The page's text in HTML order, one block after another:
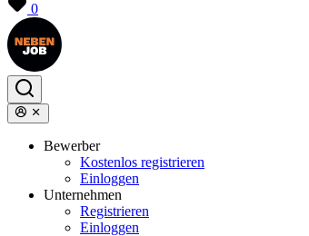
0
Bewerber
Kostenlos registrieren
Einloggen
Unternehmen
Registrieren
Einloggen